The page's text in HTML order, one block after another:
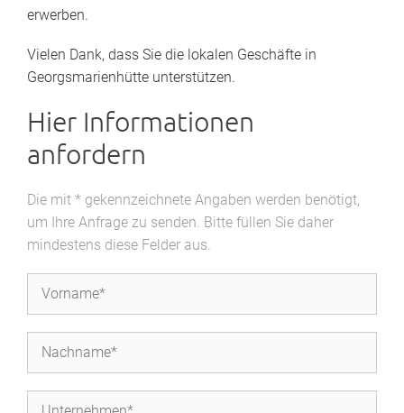
erwerben.
Vielen Dank, dass Sie die lokalen Geschäfte in
Georgsmarienhütte unterstützen.
Hier Informationen
anfordern
Die mit * gekennzeichnete Angaben werden benötigt,
um Ihre Anfrage zu senden. Bitte füllen Sie daher
mindestens diese Felder aus.